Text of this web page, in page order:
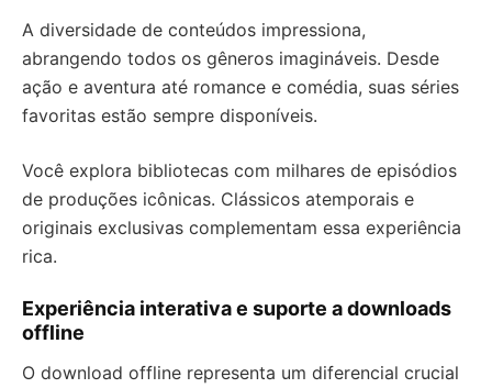
A diversidade de conteúdos impressiona,
abrangendo todos os gêneros imagináveis. Desde
ação e aventura até romance e comédia, suas séries
favoritas estão sempre disponíveis.
Você explora bibliotecas com milhares de episódios
de produções icônicas. Clássicos atemporais e
originais exclusivas complementam essa experiência
rica.
Experiência interativa e suporte a downloads
offline
O download offline representa um diferencial crucial